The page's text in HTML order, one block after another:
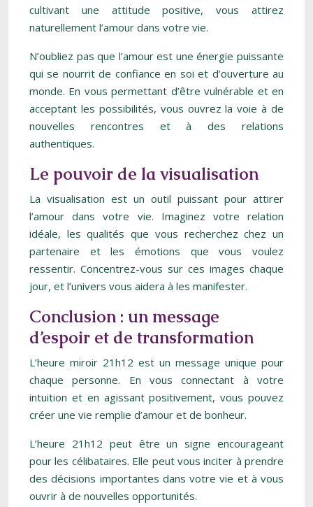
cultivant une attitude positive, vous attirez
naturellement l’amour dans votre vie.
N’oubliez pas que l’amour est une énergie puissante
qui se nourrit de confiance en soi et d’ouverture au
monde. En vous permettant d’être vulnérable et en
acceptant les possibilités, vous ouvrez la voie à de
nouvelles rencontres et à des relations
authentiques.
Le pouvoir de la visualisation
La visualisation est un outil puissant pour attirer
l’amour dans votre vie. Imaginez votre relation
idéale, les qualités que vous recherchez chez un
partenaire et les émotions que vous voulez
ressentir. Concentrez-vous sur ces images chaque
jour, et l’univers vous aidera à les manifester.
Conclusion : un message
d’espoir et de transformation
L’heure miroir 21h12 est un message unique pour
chaque personne. En vous connectant à votre
intuition et en agissant positivement, vous pouvez
créer une vie remplie d’amour et de bonheur.
L’heure 21h12 peut être un signe encourageant
pour les célibataires. Elle peut vous inciter à prendre
des décisions importantes dans votre vie et à vous
ouvrir à de nouvelles opportunités.